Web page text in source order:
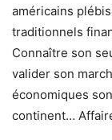
américains
traditionnels
Connaître son
valider son
économiques
continent…